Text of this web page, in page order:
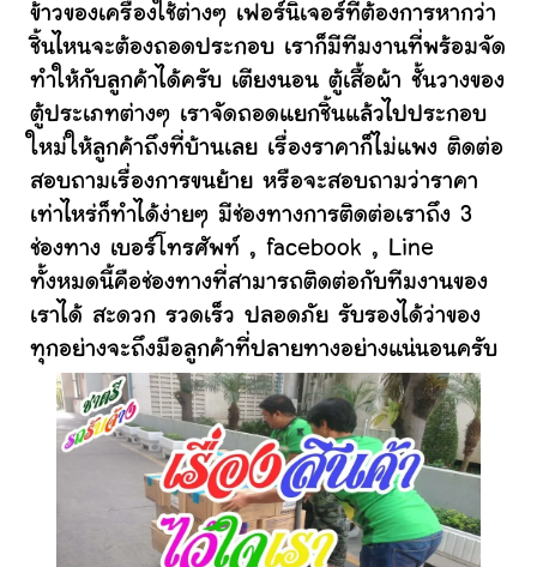
ข้าวของเครื่องใช้ต่างๆ เฟอร์นิเจอร์ที่ต้องการหากว่า
ชิ้นไหนจะต้องถอดประกอบ เราก็มีทีมงานที่พร้อมจัด
ทำให้กับลูกค้าได้ครับ เตียงนอน ตู้เสื้อผ้า ชั้นวางของ
ตู้ประเภทต่างๆ เราจัดถอดแยกชิ้นแล้วไปประกอบ
ใหม่ให้ลูกค้าถึงที่บ้านเลย เรื่องราคาก็ไม่แพง ติดต่อ
สอบถามเรื่องการขนย้าย หรือจะสอบถามว่าราคา
เท่าไหร่ก็ทำได้ง่ายๆ มีช่องทางการติดต่อเราถึง 3
ช่องทาง เบอร์โทรศัพท์ , facebook , Line
ทั้งหมดนี้คือช่องทางที่สามารถติดต่อกับทีมงานของ
เราได้ สะดวก รวดเร็ว ปลอดภัย รับรองได้ว่าของ
ทุกอย่างจะถึงมือลูกค้าที่ปลายทางอย่างแน่นอนครับ